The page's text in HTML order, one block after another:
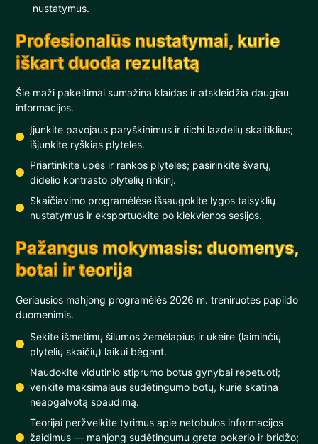
nustatymus.
Profesionalūs nustatymai, kurie
iškart duoda rezultatą
Šie maži pakeitimai sumažina klaidas ir atskleidžia daugiau
informacijos.
Įjunkite pavojaus paryškinimus ir riichi lazdelių skaitiklius;
išjunkite ryškias plyteles.
Priartinkite upės ir rankos plyteles; pasirinkite švarų,
didelio kontrasto plytelių rinkinį.
Skaičiavimo programėlėse išsaugokite lygos taisyklių
nustatymus ir eksportuokite po kiekvienos sesijos.
Pažangus mokymasis: duomenys,
botai ir teorija
Geriausios mahjong programėlės 2026 m. treniruotes papildo
duomenimis.
Sekite išmetimų šilumos žemėlapius ir ukeire (laiminčių
plytelių skaičių) laikui bėgant.
Naudokite vidutinio stiprumo botus gynybai repetuoti;
venkite maksimalaus sudėtingumo botų, kurie skatina
neapgalvotą spaudimą.
Teorijai peržvelkite tyrimus apie netobulos informacijos
žaidimus — mahjong sudėtingumu greta pokerio ir bridžo;